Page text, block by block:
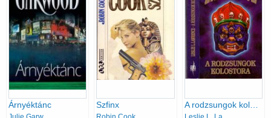
Árnyéktánc Szfinx A rodzsungok kolostora